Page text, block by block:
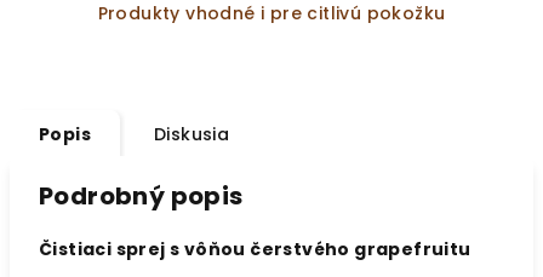
Produkty vhodné i pre citlivú pokožku
Popis Diskusia
Podrobný popis
Čistiaci sprej s vôňou čerstvého grapefruitu